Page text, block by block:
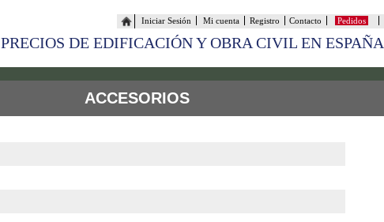
Pedidos
Contacto
Registro
Mi cuenta
Iniciar Sesión
PRECIOS DE EDIFICACIÓN Y OBRA CIVIL EN ESPAÑA
ACCESORIOS